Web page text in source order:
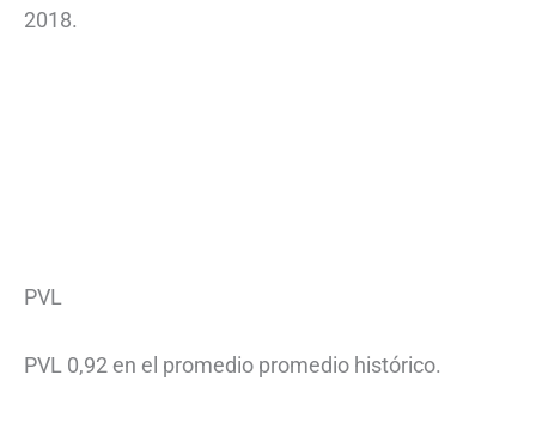
2018.
PVL
PVL 0,92 en el promedio promedio histórico.